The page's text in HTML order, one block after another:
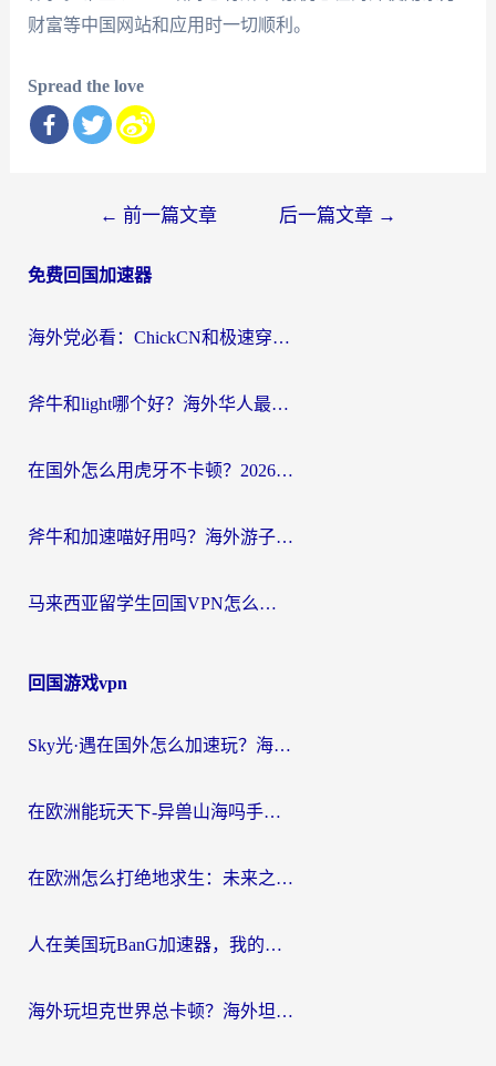
财富等中国网站和应用时一切顺利。
Spread the love
导
← 前一篇文章 后一篇文章 →
免费回国加速器
海外党必看：ChickCN和极速穿梭VPN好用吗？3招教你选对回国加速器无缝刷国内资源
斧牛和light哪个好？海外华人最关心的回国加速器选择难题，一篇讲透
在国外怎么用虎牙不卡顿？2026海外华人亲测有效的回国加速器选择指南
斧牛和加速喵好用吗？海外游子的真实选择困境
马来西亚留学生回国VPN怎么选？3个避坑点+1款实测好用的加速器推荐
回国游戏vpn
Sky光·遇在国外怎么加速玩？海外党亲测有效的国服游戏加速指南
在欧洲能玩天下-异兽山海吗手游？海外玩家的加速器生存指南
在欧洲怎么打绝地求生：未来之役不卡？留学生亲测的加速器避坑指南
人在美国玩BanG加速器，我的延迟终于绿了
海外玩坦克世界总卡顿？海外坦克世界加速器有哪些？实测好用的选择在这里